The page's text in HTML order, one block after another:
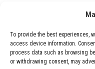
To provide the best experiences,
access device information.
process data such as browsing
or withdrawing consent, may
01 TECNOLOGÍA
Motor de
ruedas todo
solo 300